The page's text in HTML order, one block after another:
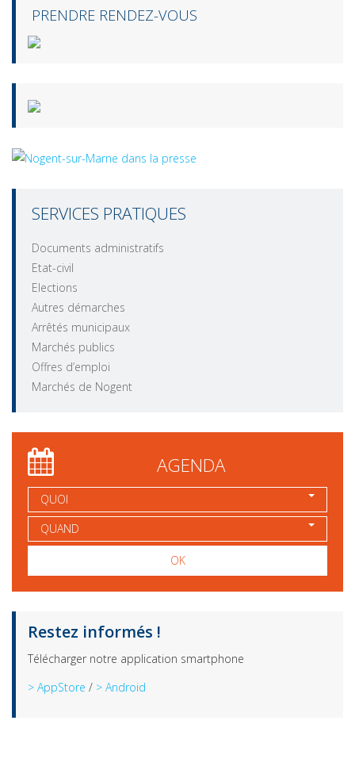
PRENDRE RENDEZ-VOUS
SERVICES PRATIQUES
Documents administratifs
Etat-civil
Elections
Autres démarches
Arrêtés municipaux
Marchés publics
Offres d’emploi
Marchés de Nogent
AGENDA
QUOI
QUAND
OK
Restez informés !
Télécharger notre application smartphone
> AppStore / > Android